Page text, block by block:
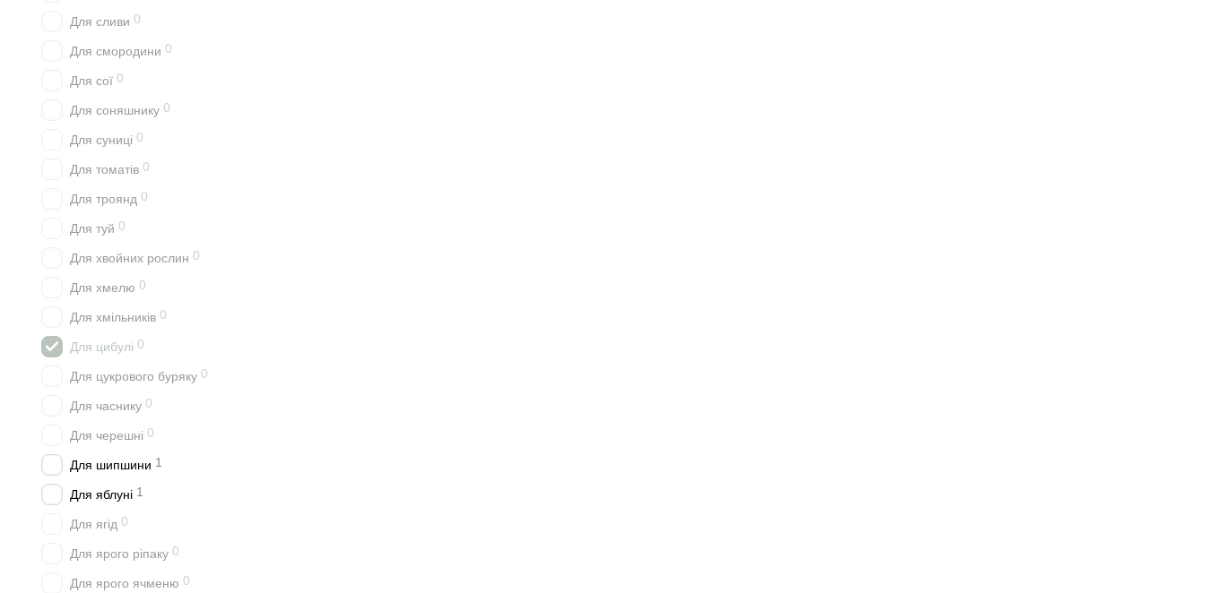
Для сливи 0
Для смородини 0
Для сої 0
Для соняшнику 0
Для суниці 0
Для томатів 0
Для троянд 0
Для туй 0
Для хвойних рослин 0
Для хмелю 0
Для хмільників 0
Для цибулі 0
Для цукрового буряку 0
Для часнику 0
Для черешні 0
Для шипшини 1
Для яблуні 1
Для ягід 0
Для ярого ріпаку 0
Для ярого ячменю 0